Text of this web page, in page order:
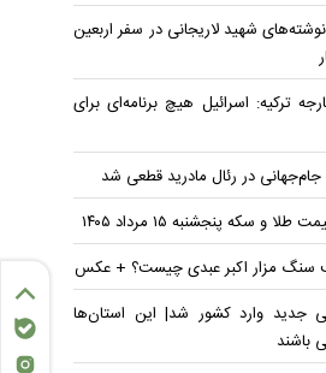
شهید لاریجانی در سفر اربعین
ترکیه: اسرائیل هیچ برنامه‌ای برای
در رئال مادرید قطعی شد
و سکه پنجشنبه ۱۵ مرداد ۱۴۰۵
سنگ مزار اکبر عبدی چیست؟ + عکس
جدید وارد کشور شد| این استان‌ها
باشند